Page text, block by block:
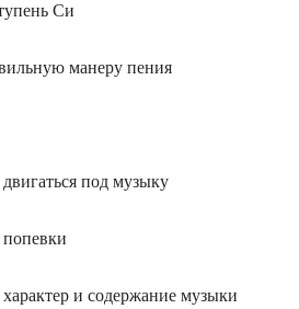
Си
манеру пения
под музыку
и содержание музыки